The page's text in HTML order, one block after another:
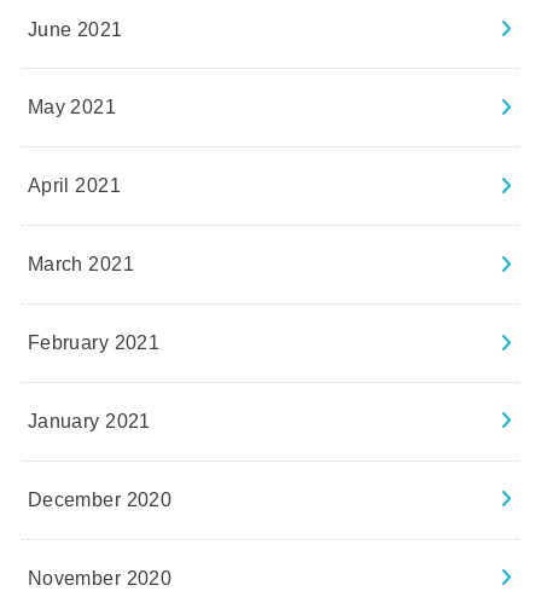
June 2021
May 2021
April 2021
March 2021
February 2021
January 2021
December 2020
November 2020